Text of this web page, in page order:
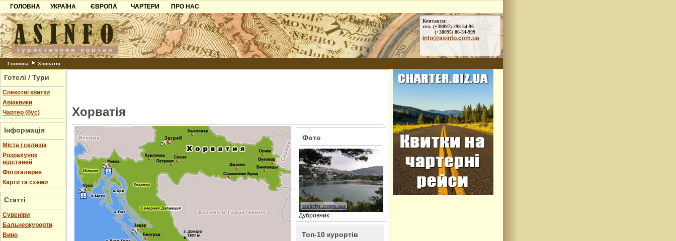
ГОЛОВНА
УКРАЇНА
Карпати
Азов
Причорноморря
Шацьк
ЄВРОПА
Чорногорія
Хорватія
Болгарія
ЧАРТЕРИ
ПРО НАС
Контакти
Партнерам
Додати готель
Контакти:
тел. (+38097) 298-54-96
(+38095) 86-34-999
info@asinfo.com.ua
Головна Хорватія
Готелі / Тури
Спекотні квитки
Авіаквики
Чартер (бус)
Інформація
Міста і селища
Розрахунок
відстаней
Фотогалерея
Карти та схеми
Статті
Cувеніри
Бальнеокурорти
Вино
Хорватія
Фото
Дубровник
Топ-10 курортів